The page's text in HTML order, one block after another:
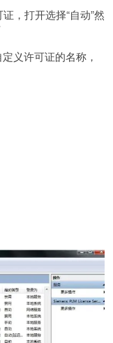
，打开选择“自动”然
义许可证的名称，